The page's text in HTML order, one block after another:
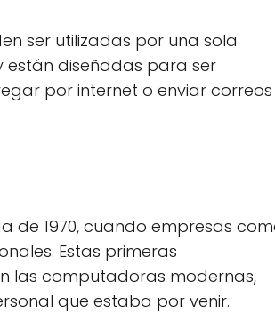
ser utilizadas por una sola
están diseñadas para ser
por internet o enviar correos
1970, cuando empresas
Estas primeras
las computadoras modernas,
que estaba por venir.